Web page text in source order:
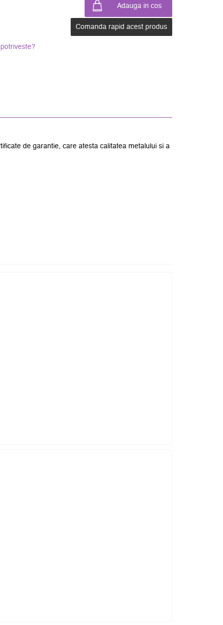
Comanda rapid acest produs
de garantie, care atesta calitatea metalului si a